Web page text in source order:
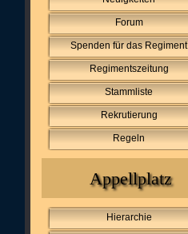
Forum
Spenden für das Regiment
Regimentszeitung
Stammliste
Rekrutierung
Regeln
Appellplatz
Hierarchie